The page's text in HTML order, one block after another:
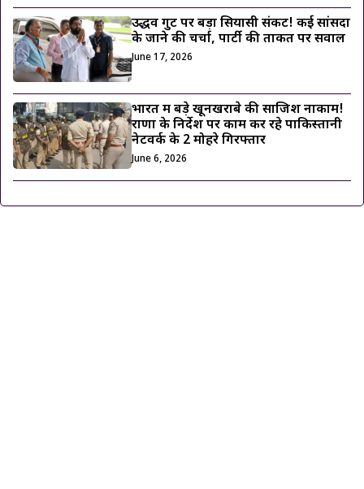
उद्धव गुट पर बड़ा सियासी संकट! कई सांसदों
के जाने की चर्चा, पार्टी की ताकत पर सवाल
June 17, 2026
भारत में बड़े खूनखराबे की साजिश नाकाम!
राणा के निर्देश पर काम कर रहे पाकिस्तानी
नेटवर्क के 2 मोहरे गिरफ्तार
June 6, 2026